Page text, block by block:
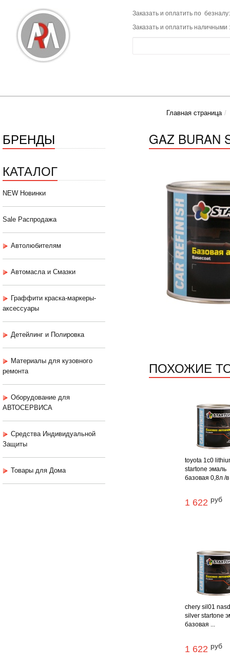
Заказать и оплатить по
Заказать и оплатить наличными
Главная страница
БРЕНДЫ
КАТАЛОГ
NEW Новинки
Sale Распродажа
Автолюбителям
Автомасла и Смазки
Граффити краска-маркеры-
аксессуары
Детейлинг и Полировка
Материалы для кузовного
ремонта
Оборудование для
АВТОСЕРВИСА
Средства Индивидуальной
Защиты
Товары для Дома
GAZ
ПОХОЖИЕ
toyota 1c0
startone эмаль
базовая 0,8л /в
1 622 руб
chery sil01
silver startone
базовая ...
1 622 руб